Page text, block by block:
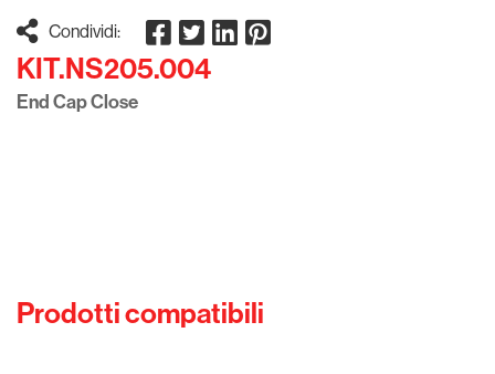
Condividi:
KIT.NS205.004
End Cap Close
Prodotti compatibili